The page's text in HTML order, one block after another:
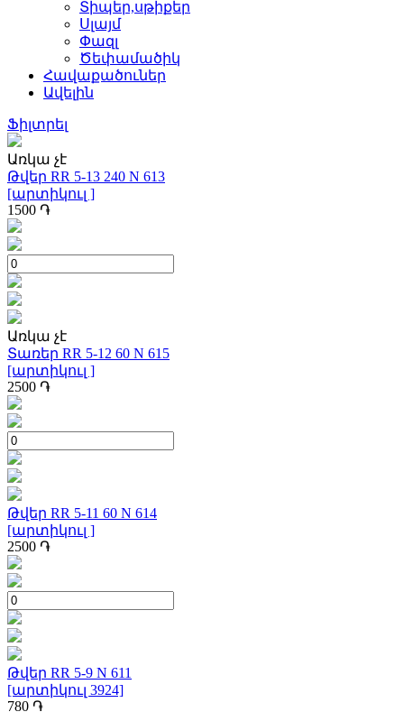
Տիպեր,սթիքեր
Սլայմ
Փազլ
Ծեփամածիկ
Հավաքածուներ
Ավելին
Ֆիլտրել
Առկա չէ
Թվեր RR 5-13 240 N 613
[արտիկուլ ]
1500 ֏
Առկա չէ
Տառեր RR 5-12 60 N 615
[արտիկուլ ]
2500 ֏
Թվեր RR 5-11 60 N 614
[արտիկուլ ]
2500 ֏
Թվեր RR 5-9 N 611
[արտիկուլ 3924]
780 ֏